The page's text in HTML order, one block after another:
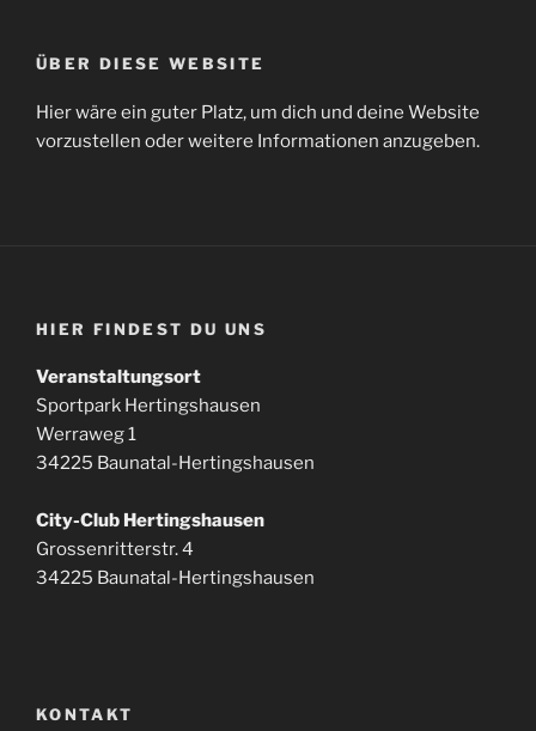
ÜBER DIESE WEBSITE
Hier wäre ein guter Platz, um dich und deine Website
vorzustellen oder weitere Informationen anzugeben.
HIER FINDEST DU UNS
Veranstaltungsort
Sportpark Hertingshausen
Werraweg 1
34225 Baunatal-Hertingshausen
City-Club Hertingshausen
Grossenritterstr. 4
34225 Baunatal-Hertingshausen
KONTAKT